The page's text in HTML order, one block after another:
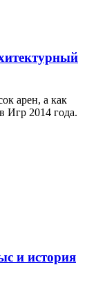
арен, а как
Игр 2014 года.
и история